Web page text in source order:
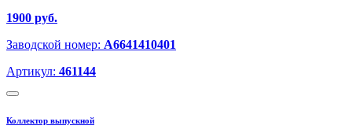
1900 руб.
Заводской номер: A6641410401
Артикул: 461144
Коллектор выпускной